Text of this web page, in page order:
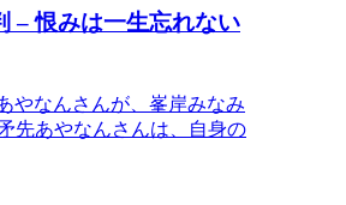
– 恨みは一生忘れない
やなんさんが、峯岸みなみ
先あやなんさんは、自身の